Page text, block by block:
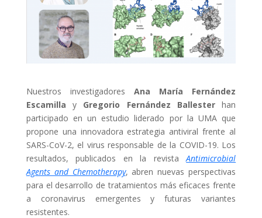
Nuestros investigadores Ana María Fernández
Escamilla y Gregorio Fernández Ballesterhan
participado en un estudio liderado por la UMA que
propone una innovadora estrategia antiviral frente al
SARS-CoV-2, el virus responsable de la COVID-19. Los
resultados, publicados en la revistaAntimicrobial
Agents and Chemotherapy, abren nuevas perspectivas
para el desarrollo de tratamientos más eficaces frente
a coronavirus emergentes y futuras variantes
resistentes.